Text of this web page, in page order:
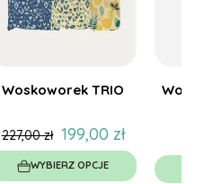
Woskoworek TRIO
227,00 zł 199,00 zł
WYBIERZ OPCJE